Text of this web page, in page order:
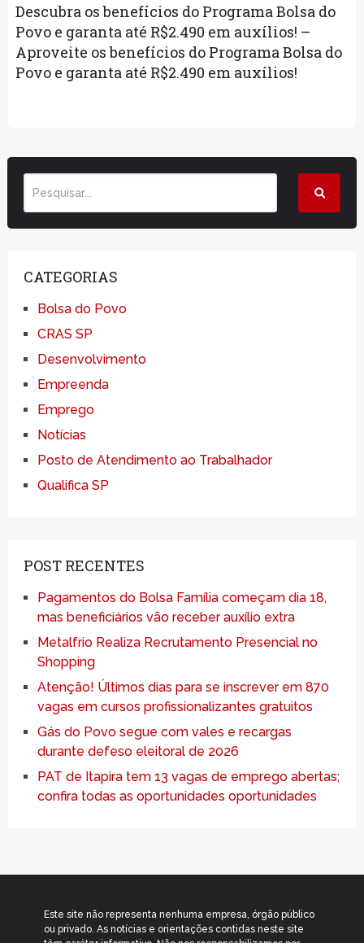
Descubra os benefícios do Programa Bolsa do
Povo e garanta até R$2.490 em auxílios! –
Aproveite os benefícios do Programa Bolsa do
Povo e garanta até R$2.490 em auxílios!
CATEGORIAS
Bolsa do Povo
CRAS SP
Desenvolvimento
Empreenda
Emprego
Notícias
Posto de Atendimento ao Trabalhador
Qualifica SP
POST RECENTES
Pagamentos do Bolsa Família começam dia 18,
mas beneficiários vão receber auxílio extra
Metalfrio Realiza Recrutamento Presencial no
Shopping
Atenção! Últimos dias para se inscrever em 870
vagas em cursos profissionalizantes gratuitos
Gás do Povo segue com vales e recargas
durante defeso eleitoral de 2026
PAT de Itapira tem 13 vagas de emprego abertas;
confira todas as oportunidades oportunidades
Este site não representa nenhuma empresa, órgão público
ou privado. As notícias e orientações contidas neste site